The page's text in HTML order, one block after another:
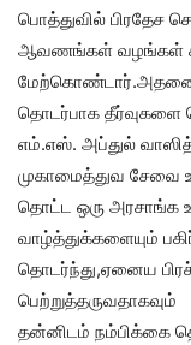
பொத்துவில் பிரதேச
ஆவணங்கள் வழங்கள்
தொடர்பாக தீர்வுகளை
எம்.எஸ். அப்துல்
முகாமைத்துவ சேவை
தொட்ட ஒரு அரசாங்க
வாழ்த்துக்களையும்
தொடர்ந்து,ஏனைய
பெற்றுத்தருவதாகவும்
தன்னிடம் நம்பிக்கை